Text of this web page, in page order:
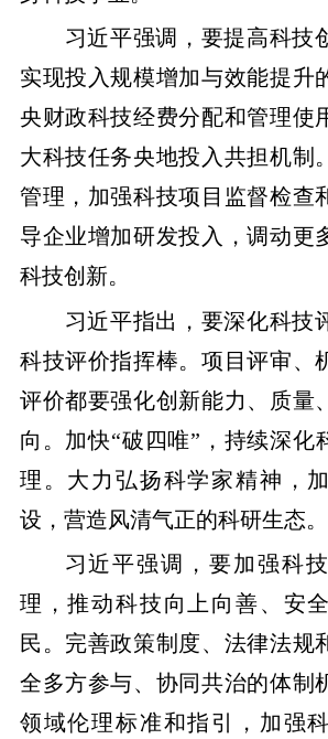
习近平强调，要提高科技
实现投入规模增加与效能提升
央财政科技经费分配和管理使
大科技任务央地投入共担机制
管理，加强科技项目监督检查
导企业增加研发投入，调动更
科技创新。
习近平指出，要深化科技
科技评价指挥棒。项目评审、
评价都要强化创新能力、质量
向。加快“破四唯”，持续深化
理。大力弘扬科学家精神，
设，营造风清气正的科研生态。
习近平强调，要加强科
理，推动科技向上向善、安
民。完善政策制度、法律法规
全多方参与、协同共治的体制
领域伦理标准和指引，加强